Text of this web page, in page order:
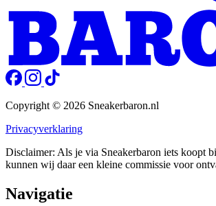
Copyright © 2026 Sneakerbaron.nl
Privacyverklaring
Disclaimer: Als je via Sneakerbaron iets koopt
kunnen wij daar een kleine commissie voor
Navigatie